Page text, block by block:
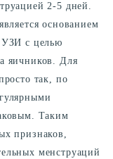
2-5 дней.
основанием
УЗИ с целью
яичников. Для
так, по
Таким
признаков,
менструаций